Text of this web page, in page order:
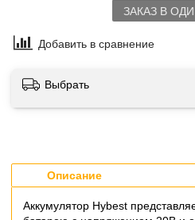
ЗАКАЗ В
Добавить в сравнение
Выбрать
Описание
Аккумулятор Hybest